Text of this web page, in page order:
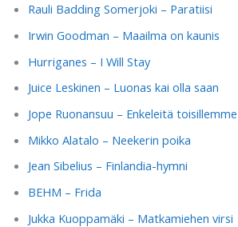
Rauli Badding Somerjoki – Paratiisi
Irwin Goodman – Maailma on kaunis
Hurriganes – I Will Stay
Juice Leskinen – Luonas kai olla saan
Jope Ruonansuu – Enkeleitä toisillemme
Mikko Alatalo – Neekerin poika
Jean Sibelius – Finlandia-hymni
BEHM – Frida
Jukka Kuoppamäki – Matkamiehen virsi